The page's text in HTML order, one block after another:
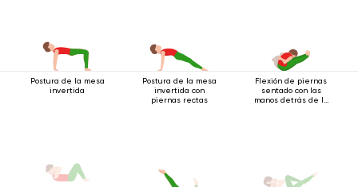
Postura de la mesa
invertida
Postura de la mesa
invertida con
piernas rectas
Flexión de piernas
sentado con las
manos detrás de la